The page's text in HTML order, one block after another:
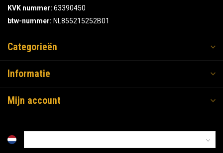
KVK nummer: 63390450
btw-nummer: NL855215252B01
Categorieën
Informatie
Mijn account